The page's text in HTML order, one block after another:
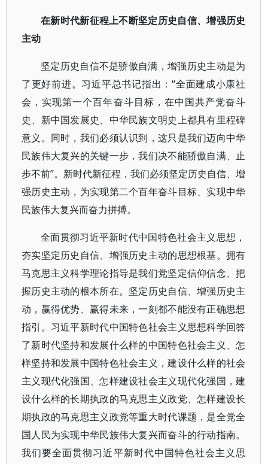
在新时代新征程上不断坚定历史自信、增强历史
主动
坚定历史自信不是骄傲自满，增强历史主动是为
了更好前进。习近平总书记指出：“全面建成小康社
会，实现第一个百年奋斗目标，在中国共产党奋斗
史、新中国发展史、中华民族文明史上都具有里程碑
意义。同时，我们必须认识到，这只是我们迈向中华
民族伟大复兴的关键一步，我们决不能骄傲自满、止
步不前”。新时代新征程，我们必须坚定历史自信、增
强历史主动，为实现第二个百年奋斗目标、实现中华
民族伟大复兴而奋力拼搏。
全面贯彻习近平新时代中国特色社会主义思想，
夯实坚定历史自信、增强历史主动的思想根基。拥有
马克思主义科学理论指导是我们党坚定信仰信念、把
握历史主动的根本所在。坚定历史自信、增强历史主
动，赢得优势、赢得未来，一刻都不能没有正确思想
指引。习近平新时代中国特色社会主义思想科学回答
了新时代坚持和发展什么样的中国特色社会主义、怎
样坚持和发展中国特色社会主义，建设什么样的社会
主义现代化强国、怎样建设社会主义现代化强国，建
设什么样的长期执政的马克思主义政党、怎样建设长
期执政的马克思主义政党等重大时代课题，是全党全
国人民为实现中华民族伟大复兴而奋斗的行动指南。
我们要全面贯彻习近平新时代中国特色社会主义思